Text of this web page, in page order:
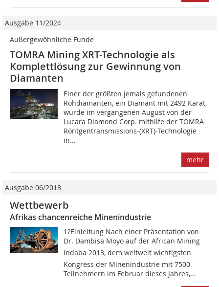
Ausgabe 11/2024
Außergewöhnliche Funde
TOMRA Mining XRT-Technologie als
Komplettlösung zur Gewinnung von
Diamanten
Einer der größten jemals gefundenen
Rohdiamanten, ein Diamant mit 2492 Karat,
wurde im vergangenen August von der
Lucara Diamond Corp. mithilfe der TOMRA
Röntgentransmissions-(XRT)-Technologie
in...
mehr
Ausgabe 06/2013
Wettbewerb
Afrikas chancenreiche Minenindustrie
1?Einleitung Nach einer Präsentation von
Dr. Dambisa Moyo auf der African Mining
Indaba 2013, dem weltweit wichtigsten
Kongress der Minenindustrie mit 7500
Teilnehmern im Februar dieses Jahres,...